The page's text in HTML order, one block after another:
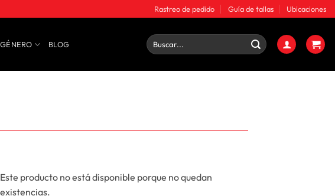
Rastreo de pedido Guía de tallas Ubicaciones
GÉNERO BLOG
Buscar
por:
Este producto no está disponible porque no quedan
existencias.